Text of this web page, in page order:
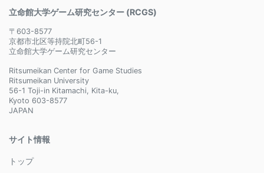
立命館大学ゲーム研究センター (RCGS)
〒603-8577
京都市北区等持院北町56-1
立命館大学ゲーム研究センター
Ritsumeikan Center for Game Studies
Ritsumeikan University
56-1 Toji-in Kitamachi, Kita-ku,
Kyoto 603-8577
JAPAN
サイト情報
トップ